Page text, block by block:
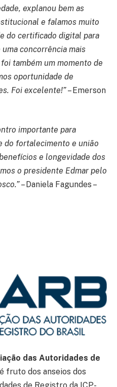
explanou bem as
e falamos muito
do certificado digital para
concorrência mais
também um momento de
oportunidade de
Foi excelente!”– Emerson
importante para
do fortalecimento e união
e longevidade dos
o presidente Edmar pelo
– Daniela Fagundes –
das Autoridades de
é fruto dos anseios dos
de Registro da ICP-